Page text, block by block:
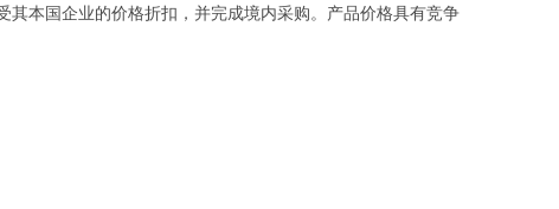
本国企业的价格折扣，并完成境内采购。产品价格具有竞争